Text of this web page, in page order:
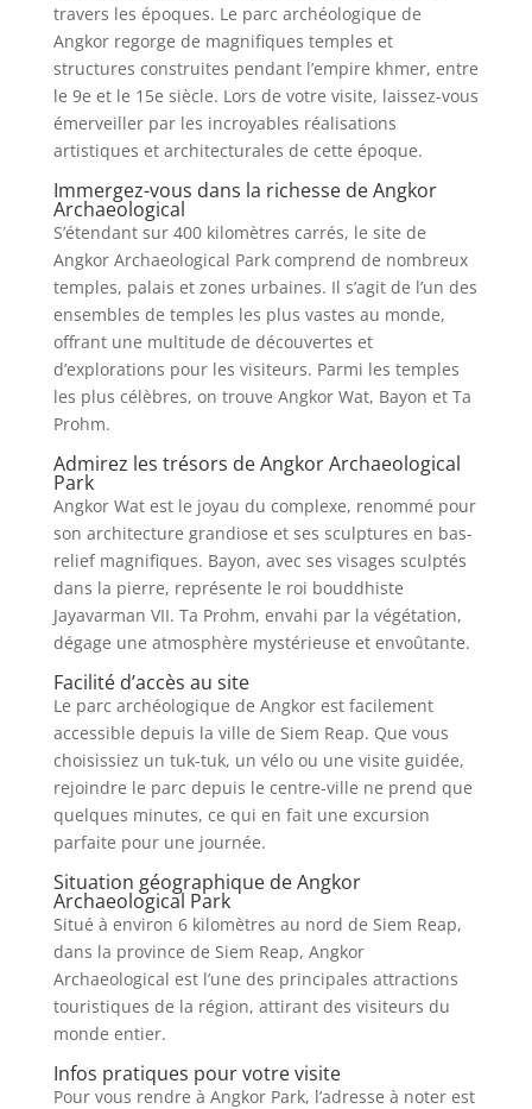
travers les époques. Le parc archéologique de
Angkor regorge de magnifiques temples et
structures construites pendant l’empire khmer, entre
le 9e et le 15e siècle. Lors de votre visite, laissez-vous
émerveiller par les incroyables réalisations
artistiques et architecturales de cette époque.
Immergez-vous dans la richesse de Angkor
Archaeological
S’étendant sur 400 kilomètres carrés, le site de
Angkor Archaeological Park comprend de nombreux
temples, palais et zones urbaines. Il s’agit de l’un des
ensembles de temples les plus vastes au monde,
offrant une multitude de découvertes et
d’explorations pour les visiteurs. Parmi les temples
les plus célèbres, on trouve Angkor Wat, Bayon et Ta
Prohm.
Admirez les trésors de Angkor Archaeological
Park
Angkor Wat est le joyau du complexe, renommé pour
son architecture grandiose et ses sculptures en bas-
relief magnifiques. Bayon, avec ses visages sculptés
dans la pierre, représente le roi bouddhiste
Jayavarman VII. Ta Prohm, envahi par la végétation,
dégage une atmosphère mystérieuse et envoûtante.
Facilité d’accès au site
Le parc archéologique de Angkor est facilement
accessible depuis la ville de Siem Reap. Que vous
choisissiez un tuk-tuk, un vélo ou une visite guidée,
rejoindre le parc depuis le centre-ville ne prend que
quelques minutes, ce qui en fait une excursion
parfaite pour une journée.
Situation géographique de Angkor
Archaeological Park
Situé à environ 6 kilomètres au nord de Siem Reap,
dans la province de Siem Reap, Angkor
Archaeological est l’une des principales attractions
touristiques de la région, attirant des visiteurs du
monde entier.
Infos pratiques pour votre visite
Pour vous rendre à Angkor Park, l’adresse à noter est